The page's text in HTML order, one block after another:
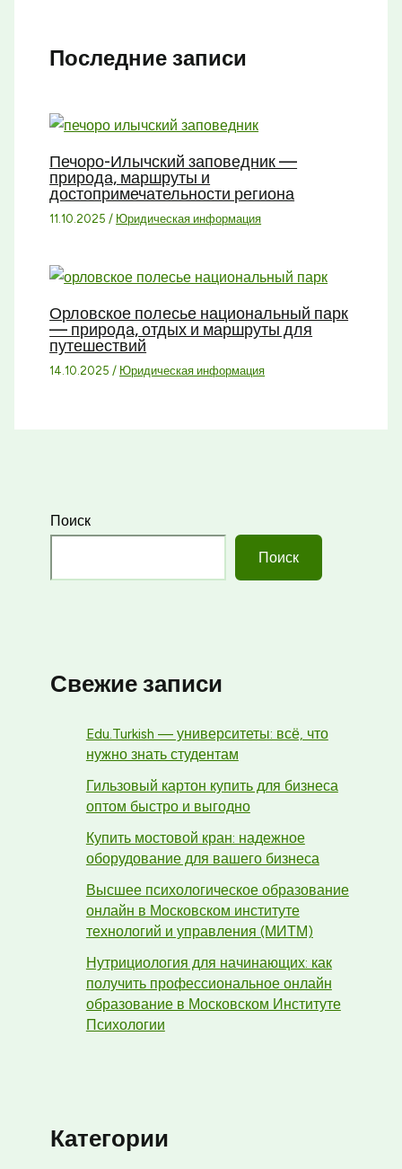
Последние записи
Печоро-Илычский заповедник —
природа, маршруты и
достопримечательности региона
11.10.2025/ Юридическая информация
Орловское полесье национальный парк
— природа, отдых и маршруты для
путешествий
14.10.2025/ Юридическая информация
Поиск
Поиск
Свежие записи
Edu.Turkish — университеты: всё, что
нужно знать студентам
Гильзовый картон купить для бизнеса
оптом быстро и выгодно
Купить мостовой кран: надежное
оборудование для вашего бизнеса
Высшее психологическое образование
онлайн в Московском институте
технологий и управления (МИТМ)
Нутрициология для начинающих: как
получить профессиональное онлайн
образование в Московском Институте
Психологии
Категории